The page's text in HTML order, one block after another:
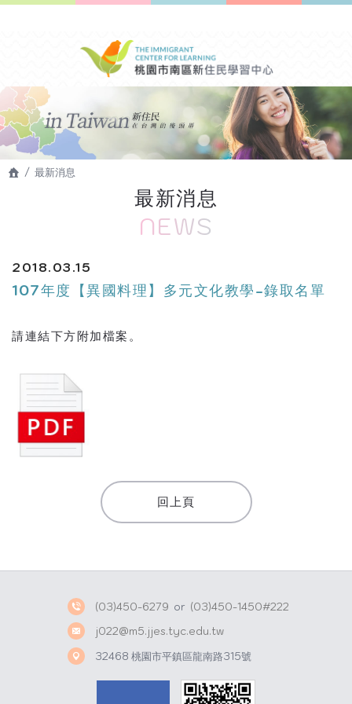
最新消息
最新消息
NEWS
2018.03.15
107年度【異國料理】多元文化教學-錄取名單
請連結下方附加檔案。
回上頁
(03)450-6279 or (03)450-1450#222
j022@m5.jjes.tyc.edu.tw
32468 桃園市平鎮區龍南路315號